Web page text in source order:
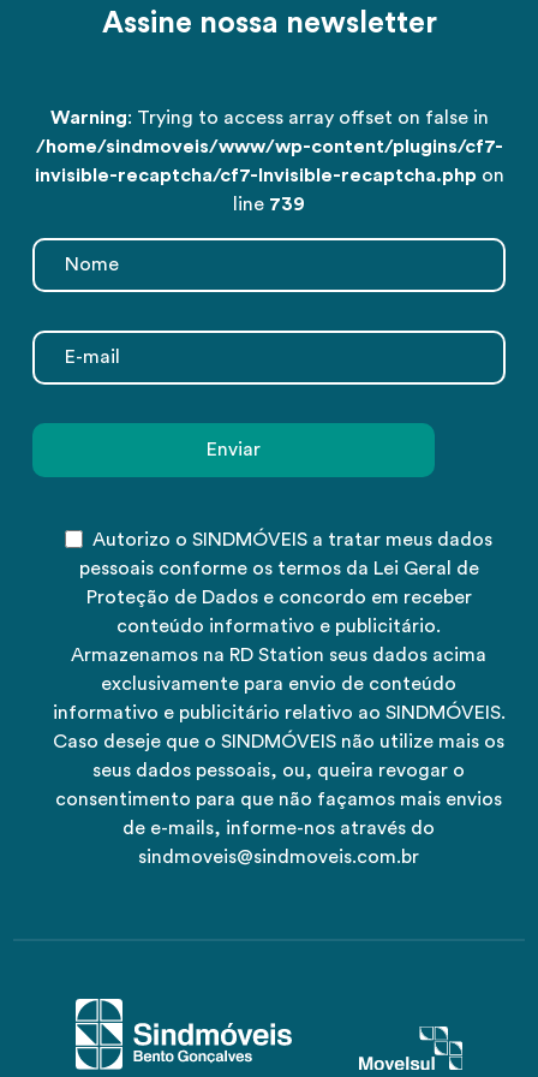
Assine nossa newsletter
Warning: Trying to access array offset on false in
/home/sindmoveis/www/wp-content/plugins/cf7-
invisible-recaptcha/cf7-Invisible-recaptcha.php on
line 739
Autorizo o SINDMÓVEIS a tratar meus dados
pessoais conforme os termos da Lei Geral de
Proteção de Dados e concordo em receber
conteúdo informativo e publicitário.
Armazenamos na RD Station seus dados acima
exclusivamente para envio de conteúdo
informativo e publicitário relativo ao SINDMÓVEIS.
Caso deseje que o SINDMÓVEIS não utilize mais os
seus dados pessoais, ou, queira revogar o
consentimento para que não façamos mais envios
de e-mails, informe-nos através do
sindmoveis@sindmoveis.com.br